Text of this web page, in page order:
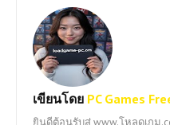
เขียนโดย PC Games